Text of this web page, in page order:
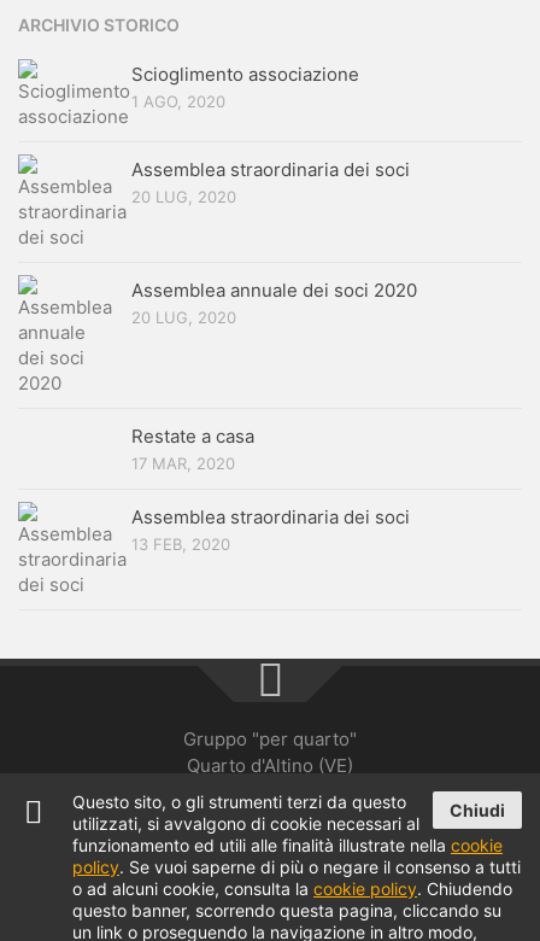
Chiudi
Questo sito, o gli strumenti terzi da questo
utilizzati, si avvalgono di cookie necessari al
funzionamento ed utili alle finalità illustrate nella cookie
policy. Se vuoi saperne di più o negare il consenso a tutti
o ad alcuni cookie, consulta la cookie policy. Chiudendo
questo banner, scorrendo questa pagina, cliccando su
un link o proseguendo la navigazione in altro modo,
ARCHIVIO STORICO
Scioglimento associazione
1 AGO, 2020
Assemblea straordinaria dei soci
20 LUG, 2020
Assemblea annuale dei soci 2020
20 LUG, 2020
Restate a casa
17 MAR, 2020
Assemblea straordinaria dei soci
13 FEB, 2020
Gruppo "per quarto"
Quarto d'Altino (VE)
Informativa sulla privacy